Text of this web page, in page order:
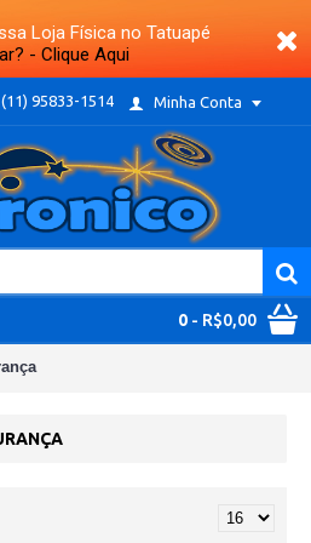
Loja Física no Tatuapé
- Clique Aqui
(11) 95833-1514 Minha Conta
0 - R$0,00